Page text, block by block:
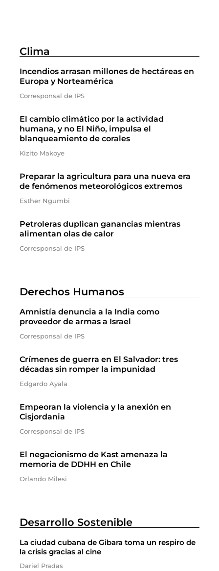
Clima
Incendios arrasan millones de hectáreas en
Europa y Norteamérica
Corresponsal de IPS
El cambio climático por la actividad
humana, y no El Niño, impulsa el
blanqueamiento de corales
Kizito Makoye
Preparar la agricultura para una nueva era
de fenómenos meteorológicos extremos
Esther Ngumbi
Petroleras duplican ganancias mientras
alimentan olas de calor
Corresponsal de IPS
Derechos Humanos
Amnistía denuncia a la India como
proveedor de armas a Israel
Corresponsal de IPS
Crímenes de guerra en El Salvador: tres
décadas sin romper la impunidad
Edgardo Ayala
Empeoran la violencia y la anexión en
Cisjordania
Corresponsal de IPS
El negacionismo de Kast amenaza la
memoria de DDHH en Chile
Orlando Milesi
Desarrollo Sostenible
La ciudad cubana de Gibara toma un respiro de
la crisis gracias al cine
Dariel Pradas